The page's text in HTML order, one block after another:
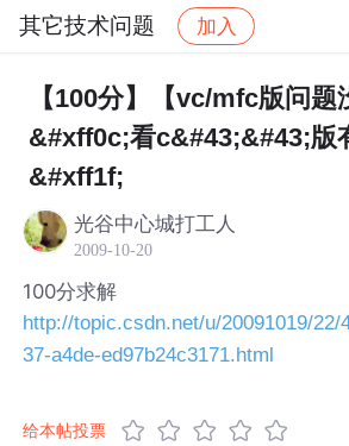
其它技术问题 加入
社区 其它技术问题 帖子详情
【100分】【vc/mfc版问题
&#xff0c;看c&#43;&#43;版
&#xff1f;
光谷中心城打工人
2009-10-20
100分求解
http://topic.csdn.net/u/20091019/22/
37-a4de-ed97b24c3171.html
给本帖投票